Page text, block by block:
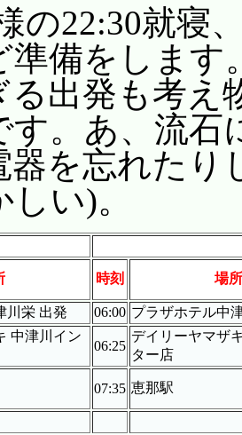
の22:30就寝
準備をしま
る出発も考え
す。あ、流石
器を忘れたり
い)。
時刻 場所
川栄 出発 06:00 プラザホテル中
中津川イン
06:25
デイリーヤマザ
ター店
07:35 恵那駅